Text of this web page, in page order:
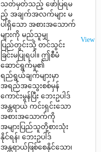
သတ်မှတ်သည့် ဖော်ပြရမ
ည့် အချက်အလက်များ မ
ပါရှိသော အစားအသောက်
များကို မည်သူမျှ
ပြည်တွင်းသို့ တင်သွင်း
ခြင်းမပြုရပါ။ ဤစီမံ
ဆောင်ရွက်မှု၏
ရည်ရွယ်ချက်များမှာ
အရည်အသွေးစစ်မှန်
ကောင်းမွန်ပြီး ဘေးဥပါဒ်
အန္တရာယ် ကင်းရှင်းသော
အစားအသောက်ကို
အများပြည်သူတို့စားသုံး
နိုင်ရန်၊ ဘေးဥပါဒ်
အန္တရာယ်ဖြစ်စေနိုင်သော၊
View